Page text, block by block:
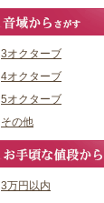
3オクターブ
4オクターブ
5オクターブ
その他
3万円以内